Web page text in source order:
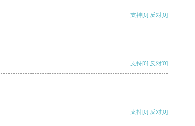
支持[0] 反对[0]
支持[0] 反对[0]
支持[0] 反对[0]